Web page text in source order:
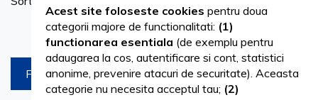
Produse pe pagina
FILTREAZA
Acest site foloseste cookies pentru doua
categorii majore de functionalitati: (1)
functionarea esentiala (de exemplu pentru
adaugarea la cos, autentificare si cont, statistici
anonime, prevenire atacuri de securitate). Aceasta
categorie nu necesita acceptul tau; (2)